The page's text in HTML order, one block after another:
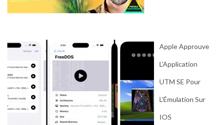
Apple Approuve
L’Application
UTM SE Pour
L’Émulation Sur
IOS